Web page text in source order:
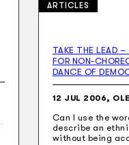
ARTICLES
TAKE THE LEAD
FOR NON-
DANCE OF
12 JUL 2006,
Can I use the
describe an
without being